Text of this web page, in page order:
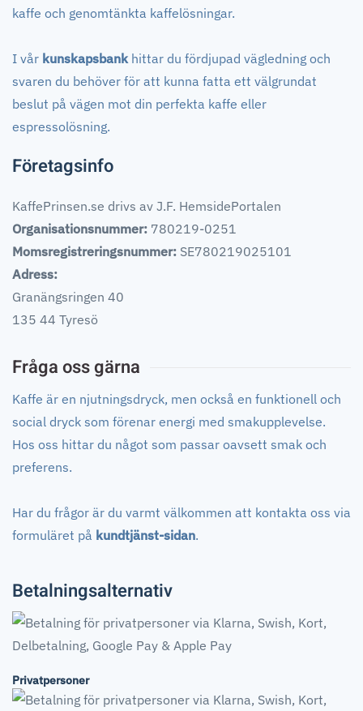
kaffe och genomtänkta kaffelösningar.
I vår kunskapsbankhittar du fördjupad vägledning och
svaren du behöver för att kunna fatta ett välgrundat
beslut på vägen mot din perfekta kaffe eller
espressolösning.
Företagsinfo
KaffePrinsen.se drivs av J.F. HemsidePortalen
Organisationsnummer: 780219-0251
Momsregistreringsnummer: SE780219025101
Adress:
Granängsringen 40
135 44 Tyresö
Fråga oss gärna
Kaffe är en njutningsdryck, men också en funktionell och
social dryck som förenar energi med smakupplevelse.
Hos oss hittar du något som passar oavsett smak och
preferens.
Har du frågor är du varmt välkommen att kontakta oss via
formuläret på kundtjänst-sidan.
Betalningsalternativ
Privatpersoner